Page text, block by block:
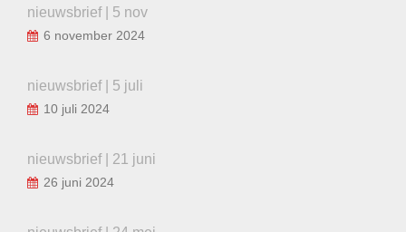
nieuwsbrief | 5 nov
6 november 2024
nieuwsbrief | 5 juli
10 juli 2024
nieuwsbrief | 21 juni
26 juni 2024